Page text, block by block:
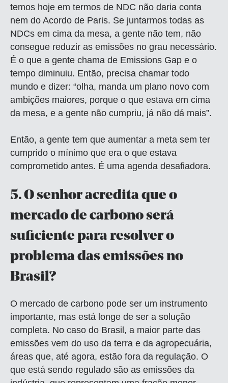
temos hoje em termos de NDC não daria conta
nem do Acordo de Paris. Se juntarmos todas as
NDCs em cima da mesa, a gente não tem, não
consegue reduzir as emissões no grau necessário.
É o que a gente chama de Emissions Gap e o
tempo diminuiu. Então, precisa chamar todo
mundo e dizer: “olha, manda um plano novo com
ambições maiores, porque o que estava em cima
da mesa, e a gente não cumpriu, já não dá mais”.
Então, a gente tem que aumentar a meta sem ter
cumprido o mínimo que era o que estava
comprometido antes. É uma agenda desafiadora.
5.O senhor acredita que o
mercado de carbono será
suficiente para resolver o
problema das emissões no
Brasil?
O mercado de carbono pode ser um instrumento
importante, mas está longe de ser a solução
completa. No caso do Brasil, a maior parte das
emissões vem do uso da terra e da agropecuária,
áreas que, até agora, estão fora da regulação. O
que está sendo regulado são as emissões da